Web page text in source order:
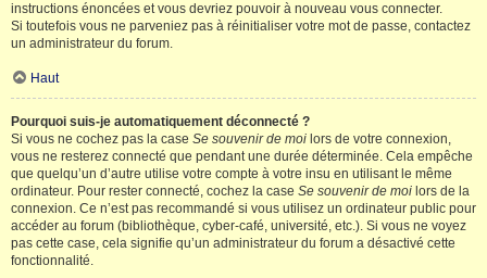
instructions énoncées et vous devriez pouvoir à nouveau vous connecter.
Si toutefois vous ne parveniez pas à réinitialiser votre mot de passe, contactez
un administrateur du forum.
Haut
Pourquoi suis-je automatiquement déconnecté ?
Si vous ne cochez pas la case Se souvenir de moi lors de votre connexion,
vous ne resterez connecté que pendant une durée déterminée. Cela empêche
que quelqu’un d’autre utilise votre compte à votre insu en utilisant le même
ordinateur. Pour rester connecté, cochez la case Se souvenir de moi lors de la
connexion. Ce n’est pas recommandé si vous utilisez un ordinateur public pour
accéder au forum (bibliothèque, cyber-café, université, etc.). Si vous ne voyez
pas cette case, cela signifie qu’un administrateur du forum a désactivé cette
fonctionnalité.